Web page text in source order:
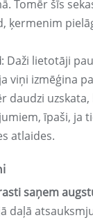
Tomēr šīs
ķermenim
: Daži lietotāji
viņi izmēģina
daudzi
īpaši, ja
atlaides.
saņem
daļā